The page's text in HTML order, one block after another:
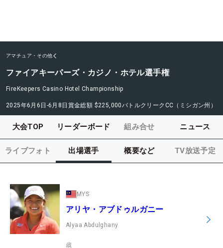
アマチュア・その他
ファイアキーパーズ・カジノ・ホテル選手権
FireKeepers Casino Hotel Championship
2025年6月6日-6月8日 賞金総額 $225,000バトルクリークCC（ミシガン州）
大会TOP リーダーボード 組み合せ ニュース
ライブフォト 出場選手 概要など TV放送予定
MYS
アリヤ・アブドゥルガニー
Alyaa Abdulghany
歳